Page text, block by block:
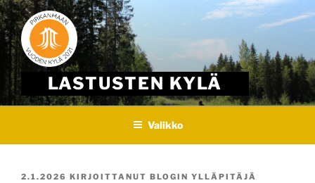
Skip
to
content
LASTUSTEN KYLÄ
Valikko
JULKAISTU
2.1.2026 KIRJOITTANUT BLOGIN YLLÄPITÄJÄ